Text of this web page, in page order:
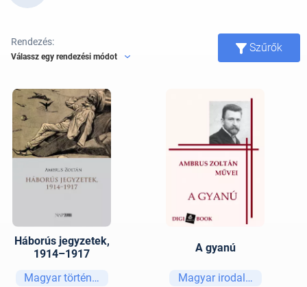
Rendezés:
Válassz egy rendezési módot
Szűrők
Háborús jegyzetek,
1914–1917
Magyar történelem
A gyanú
Magyar irodalom